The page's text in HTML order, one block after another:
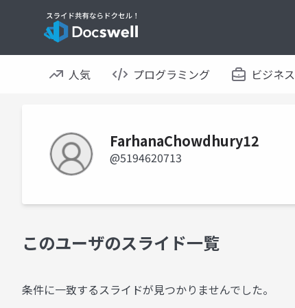
人気 プログラミング ビジネス
FarhanaChowdhury12
@5194620713
このユーザのスライド一覧
条件に一致するスライドが見つかりませんでした。